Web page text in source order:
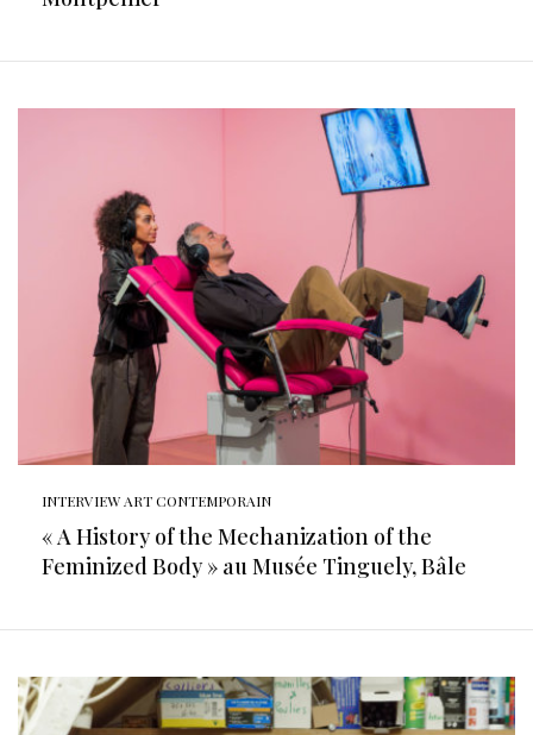
INTERVIEW ART CONTEMPORAIN
« A History of the Mechanization of the
Feminized Body » au Musée Tinguely, Bâle